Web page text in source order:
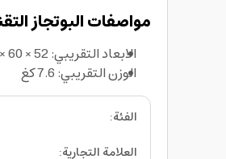
مواصفات البوتجاز
الابعاد التقريبي: 52 × 60 × 4.5 سم
الوزن التقريبي: 7.6 كغ
الفئة:
العلامة التجارية: